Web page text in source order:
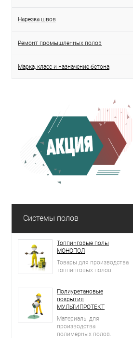
Нарезка швов
Ремонт промышленных полов
Марка, класс и назначение бетона
Системы полов
Топпинговые полы
МОНОПОЛ
Товары для производства
топпинговых полов.
Полиуретановые
покрытия
МУЛЬТИПРОТЕКТ
Материалы для
производства
полимерных полов.